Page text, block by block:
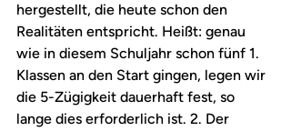
hergestellt, die heute schon den
Realitäten entspricht. Heißt: genau
wie in diesem Schuljahr schon fünf 1.
Klassen an den Start gingen, legen wir
die 5-Zügigkeit dauerhaft fest, so
lange dies erforderlich ist. 2. Der